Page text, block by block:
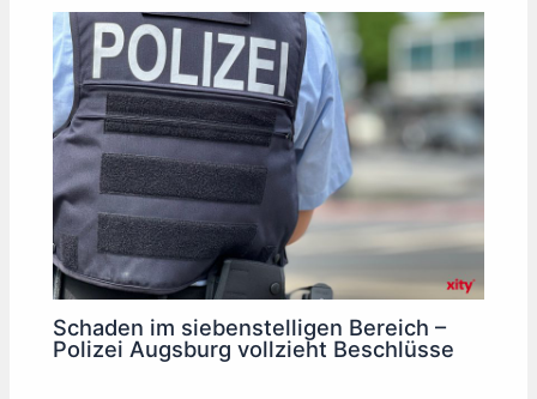
Schaden im siebenstelligen Bereich –
Polizei Augsburg vollzieht Beschlüsse